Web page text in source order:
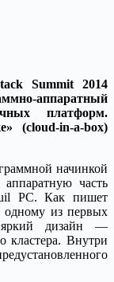
Summit 2014
аппаратный
платформ.
(cloud-in-a-box)
начинкой
часть
PC. Как пишет
одному из первых
яркий дизайн —
кластера. Внутри